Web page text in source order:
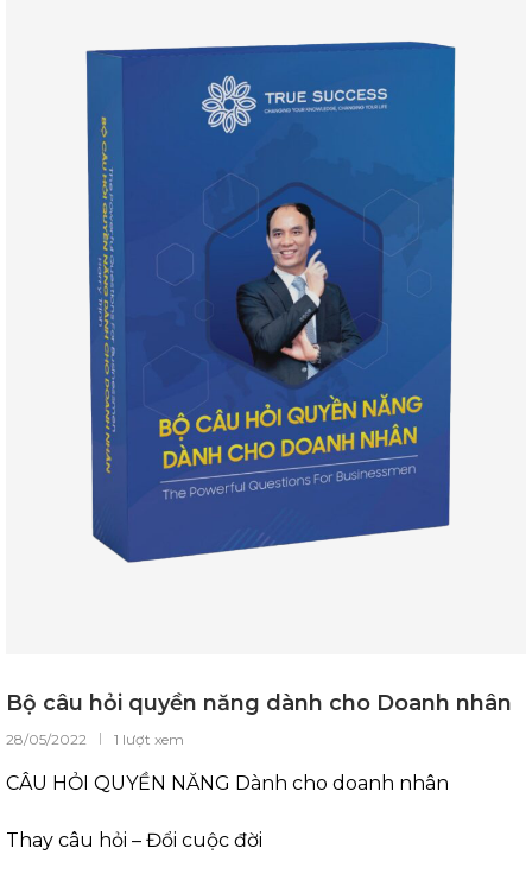
Bộ câu hỏi quyền năng dành cho Doanh nhân
28/05/2022 1 lượt xem
CÂU HỎI QUYỀN NĂNG Dành cho doanh nhân
Thay câu hỏi – Đổi cuộc đời